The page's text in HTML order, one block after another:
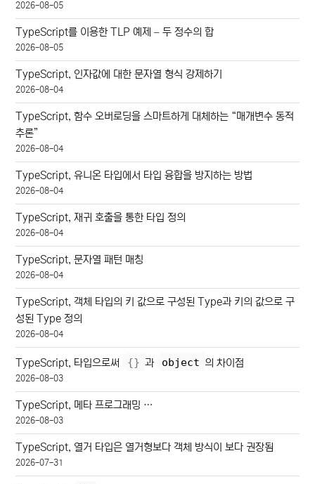
2026-08-05
TypeScript를 이용한 TLP 예제 – 두 정수의 합
2026-08-05
TypeScript, 인자값에 대한 문자열 형식 강제하기
2026-08-04
TypeScript, 함수 오버로딩을 스마트하게 대체하는 “매개변수 동적
추론”
2026-08-04
TypeScript, 유니온 타입에서 타입 융합을 방지하는 방법
2026-08-04
TypeScript, 재귀 호출을 통한 타입 정의
2026-08-04
TypeScript, 문자열 패턴 매칭
2026-08-04
TypeScript, 객체 타입의 키 값으로 구성된 Type과 키의 값으로 구
성된 Type 정의
2026-08-04
TypeScript, 타입으로써 {} 과 object 의 차이점
2026-08-03
TypeScript, 메타 프로그래밍 …
2026-08-03
TypeScript, 열거 타입은 열거형보다 객체 방식이 보다 권장됨
2026-07-31